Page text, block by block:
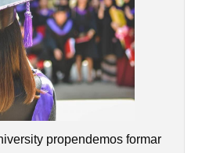
propendemos formar